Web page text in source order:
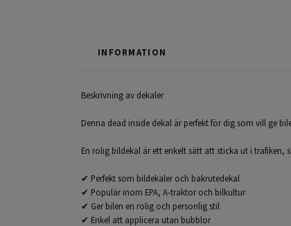
INFORMATION
Beskrivning av dekaler
Denna dead inside dekal är perfekt för dig som vill ge
En rolig bildekal är ett enkelt sätt att sticka ut i
✔ Perfekt som bildekaler och bakrutedekal
✔ Populär inom EPA, A-traktor och bilkultur
✔ Ger bilen en rolig och personlig stil
✔ Enkel att applicera utan bubblor